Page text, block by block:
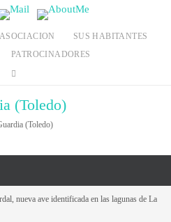
ASOCIACION
SUS HABITANTES
PATROCINADORES
(Toledo)
(Toledo)
nueva ave identificada en las lagunas de La